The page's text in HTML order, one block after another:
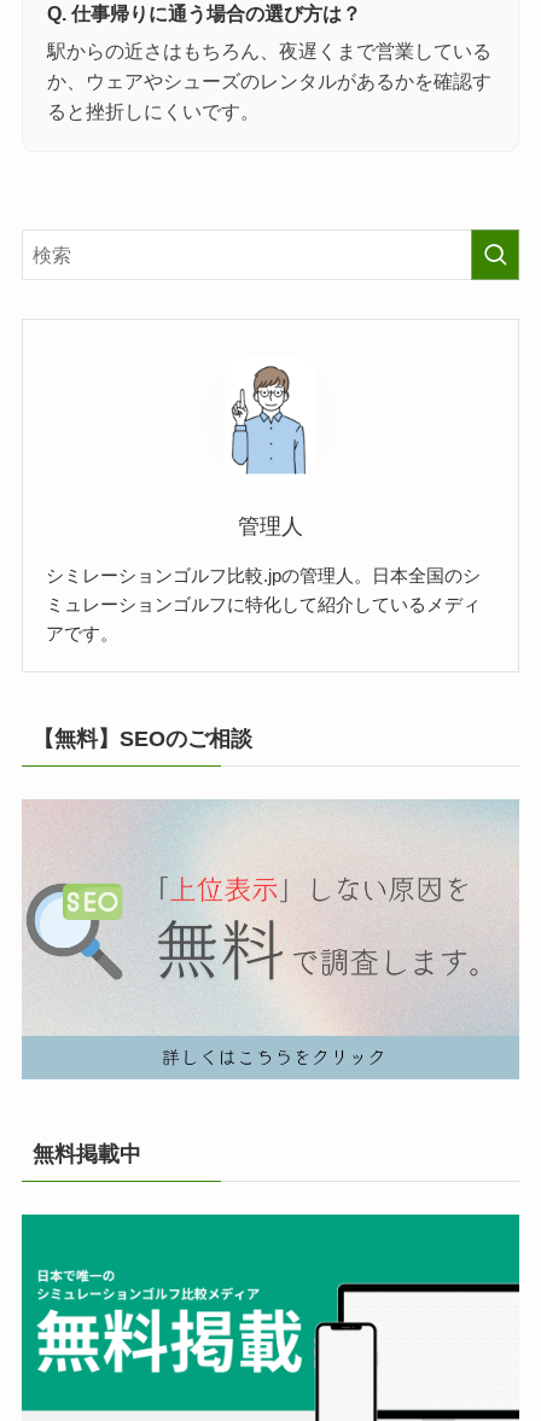
Q. 仕事帰りに通う場合の選び方は？
駅からの近さはもちろん、夜遅くまで営業している
か、ウェアやシューズのレンタルがあるかを確認す
ると挫折しにくいです。
管理人
シミレーションゴルフ比較.jpの管理人。日本全国のシ
ミュレーションゴルフに特化して紹介しているメディ
アです。
【無料】SEOのご相談
無料掲載中